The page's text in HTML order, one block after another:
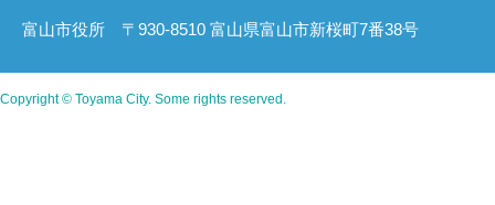
富山市役所 〒930-8510 富山県富山市新桜町7番38号
Copyright © Toyama City. Some rights reserved.